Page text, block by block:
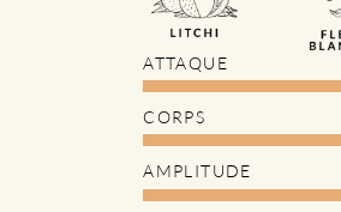
ATTAQUE
CORPS
AMPLITUDE